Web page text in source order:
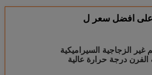
افضل سعر ل
غير الزجاجية السيراميكية
درجة حرارة عالية